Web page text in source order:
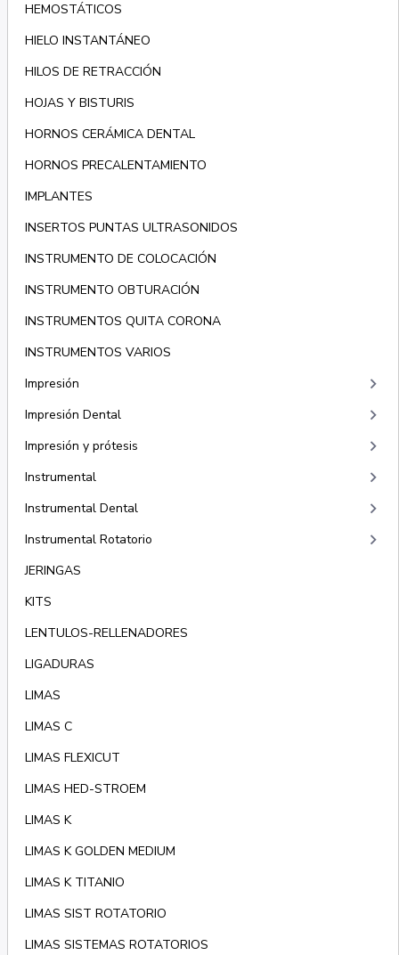
HEMOSTÁTICOS
HIELO INSTANTÁNEO
HILOS DE RETRACCIÓN
HOJAS Y BISTURIS
HORNOS CERÁMICA DENTAL
HORNOS PRECALENTAMIENTO
IMPLANTES
INSERTOS PUNTAS ULTRASONIDOS
INSTRUMENTO DE COLOCACIÓN
INSTRUMENTO OBTURACIÓN
INSTRUMENTOS QUITA CORONA
INSTRUMENTOS VARIOS
Impresión
keyboard_arrow_right
Impresión Dental keyboard_arrow_right
Impresión y prótesis keyboard_arrow_right
Instrumental keyboard_arrow_right
Instrumental Dental keyboard_arrow_right
Instrumental Rotatorio keyboard_arrow_right
JERINGAS
KITS
LENTULOS-RELLENADORES
LIGADURAS
LIMAS
LIMAS C
LIMAS FLEXICUT
LIMAS HED-STROEM
LIMAS K
LIMAS K GOLDEN MEDIUM
LIMAS K TITANIO
LIMAS SIST ROTATORIO
LIMAS SISTEMAS ROTATORIOS